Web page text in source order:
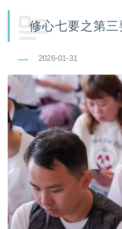
修心七要之第
2026-01-31